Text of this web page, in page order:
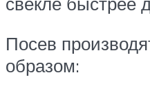
Посев
образом: